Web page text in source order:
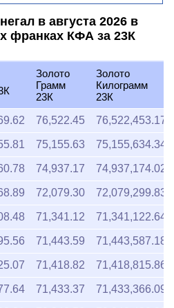
в августа 2026 в
франках КФА за 23К
Золото
Грамм
23К
Золото
Килограмм
23К
76,522.45 76,522,453.17
75,155.63 75,155,634.34
74,937.17 74,937,174.02
72,079.30 72,079,299.83
71,341.12 71,341,122.64
71,443.59 71,443,587.18
71,418.82 71,418,815.86
71,433.37 71,433,366.09